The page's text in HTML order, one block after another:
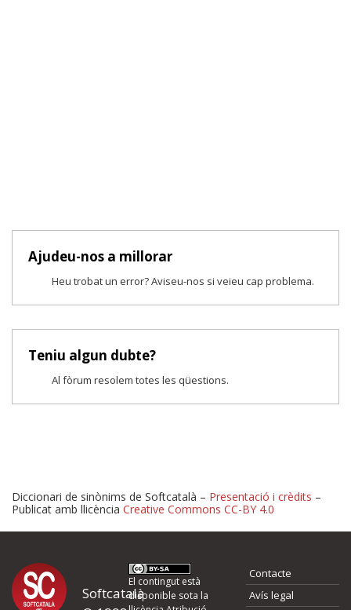
Ajudeu-nos a millorar
Heu trobat un error? Aviseu-nos si veieu cap problema.
Teniu algun dubte?
Al fòrum resolem totes les qüestions.
Proposeu-nos millores o
d'errors
Diccionari de sinònims de Softcatalà – Presentació i crèdits –
Publicat amb llicència Creative Commons CC-BY 4.0
Softcatalà
El contingut està
disponible sota la
Contacte
Avís legal